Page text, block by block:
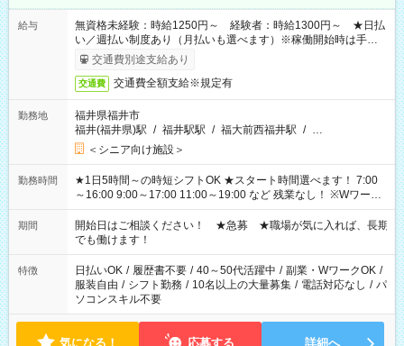
給与
無資格未経験：時給1250円～ 経験者：時給1300円～ ★日払
い／週払い制度あり（月払いも選べます）※稼働開始時は手続き
完了次第のお支払いとなります。
交通費別途支給あり
交通費 交通費全額支給※規定有
勤務地
福井県福井市
福井(福井県)駅 / 福井駅駅 / 福大前西福井駅 / …
＜シニア向け施設＞
勤務時間
★1日5時間～の時短シフトOK ★スタート時間選べます！ 7:00
～16:00 9:00～17:00 11:00～19:00 など 残業なし！ ※Wワーク
の場合、他のお仕事と合わせ週40時間超の就業はご案内できま
せん ※法令に基づき、週20時間以上勤務は社会保険への加入対
象となります ※労働者派遣法（日雇い派遣の原則禁止）によ
り、短時間・短期間の就業はご案内が難しい場合があります
期間
開始日はご相談ください！ ★急募 ★職場が気に入れば、長期
でも働けます！
特徴 日払いOK / 履歴書不要 / 40～50代活躍中 / 副業・WワークOK /
服装自由 / シフト勤務 / 10名以上の大量募集 / 電話対応なし / パ
ソコンスキル不要
気になる！ 応募する 詳細へ